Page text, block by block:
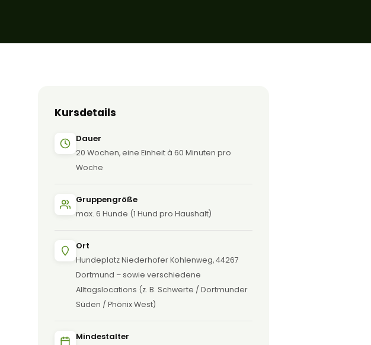
Kursdetails
Dauer
20 Wochen, eine Einheit à 60 Minuten pro
Woche
Gruppengröße
max. 6 Hunde (1 Hund pro Haushalt)
Ort
Hundeplatz Niederhofer Kohlenweg, 44267
Dortmund – sowie verschiedene
Alltagslocations (z. B. Schwerte / Dortmunder
Süden / Phönix West)
Mindestalter